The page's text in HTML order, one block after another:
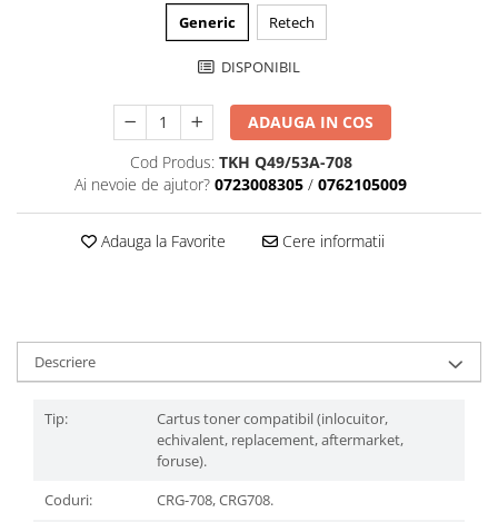
Generic Retech
DISPONIBIL
ADAUGA IN COS
Cod Produs: TKH Q49/53A-708
Ai nevoie de ajutor? 0723008305 / 0762105009
Adauga la Favorite Cere informatii
Descriere
Tip:
Cartus toner compatibil (inlocuitor,
echivalent, replacement, aftermarket,
foruse).
Coduri:
CRG-708, CRG708.